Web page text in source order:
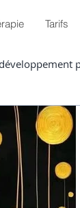
Tarifs
développement